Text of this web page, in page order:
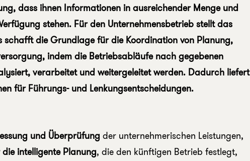
dass ihnen Informationen in ausreichender Menge und
stehen. Für den Unternehmensbetrieb stellt das
die Grundlage für die Koordination von Planung,
indem die Betriebsabläufe nach gegebenen
verarbeitet und weitergeleitet werden. Dadurch liefert
für Führungs- und Lenkungsentscheidungen.
und Überprüfung der unternehmerischen Leistungen,
intelligente Planung, die den künftigen Betrieb festlegt,